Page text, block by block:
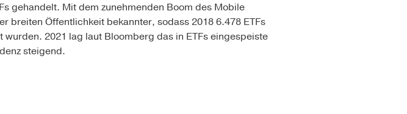
gehandelt. Mit dem zunehmenden Boom des Mobile
breiten Öffentlichkeit bekannter, sodass 2018 6.478 ETFs
2021 lag laut Bloomberg das in ETFs eingespeiste
steigend.